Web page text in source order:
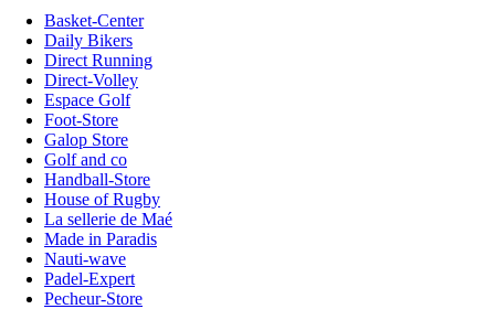
Basket-Center
Daily Bikers
Direct Running
Direct-Volley
Espace Golf
Foot-Store
Galop Store
Golf and co
Handball-Store
House of Rugby
La sellerie de Maé
Made in Paradis
Nauti-wave
Padel-Expert
Pecheur-Store